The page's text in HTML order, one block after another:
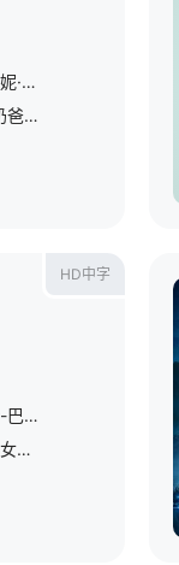
弗
&amp;nbsp;在秩序动荡的银河系，“最强奶爸”丁·贾伦与“银河系萌娃”古古这对非血缘父子并肩登场。冷峻坚毅的赏金猎人丁·贾伦身披贝斯卡钢甲，凭悍勇战力屡屡从围堵中突围；看似弱小的原力学徒古古，则总能在关
HD中字
赫
神奇先生（佩德罗·帕斯卡 饰）、隐形女（凡妮莎·柯比 饰）、霹雳火（约瑟夫·奎恩 饰）和石头人（爱波·莫斯-巴克拉赫 饰）。面对来自宇宙级威胁“行星吞噬者”（拉尔夫·伊内森 饰）及其使者“银影侠”